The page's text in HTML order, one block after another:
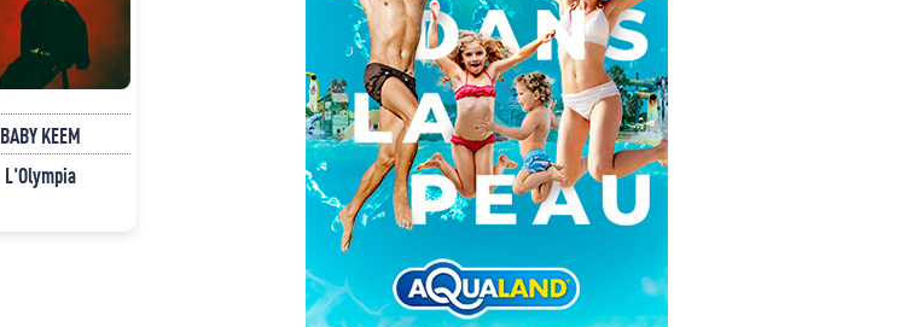
BABY KEEM
L'Olympia